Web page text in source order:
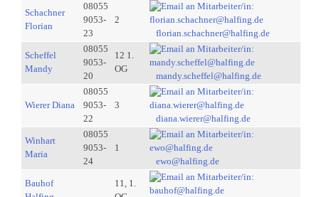
Schachner
Florian
08055
9053-
23
2
florian.schachner@halfing.de
Scheffel
Mandy
08055
9053-
20
12 1.
OG
mandy.scheffel@halfing.de
Wierer Diana
08055
9053-
22
3
diana.wierer@halfing.de
Winhart
Maria
08055
9053-
24
1
ewo@halfing.de
Bauhof
11, 1.